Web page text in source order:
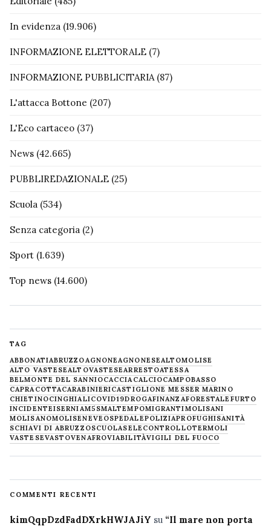
In evidenza (19.906)
INFORMAZIONE ELETTORALE (7)
INFORMAZIONE PUBBLICITARIA(87)
L'attacca Bottone (207)
L'Eco cartaceo (37)
News (42.665)
PUBBLIREDAZIONALE (25)
Scuola (534)
Senza categoria (2)
Sport (1.639)
Top news (14.600)
TAG
ABBONATIABRUZZOAGNONEAGNONESEALTOMOLISE
ALTO VASTESEALTOVASTESEARRESTOATESSA
BELMONTE DEL SANNIOCACCIACALCIOCAMPOBASSO
CAPRACOTTACARABINIERICASTIGLIONE MESSER MARINO
CHIETINOCINGHIALICOVID19DROGAFINANZAFORESTALE FURTO
INCIDENTEISERNIAM5SMALTEMPOMIGRANTIMOLISANI
MOLISANOMOLISENEVE OSPEDALEPOLIZIAPROFUGHISANITÀ
SCHIAVI DI ABRUZZOSCUOLASELECONTROLLOTERMOLI
VASTESEVASTOVENAFROVIABILITÀVIGILI DEL FUOCO
COMMENTI RECENTI
kimQqpDzdFadDXrkHWJAJiY su “Il mare non porta